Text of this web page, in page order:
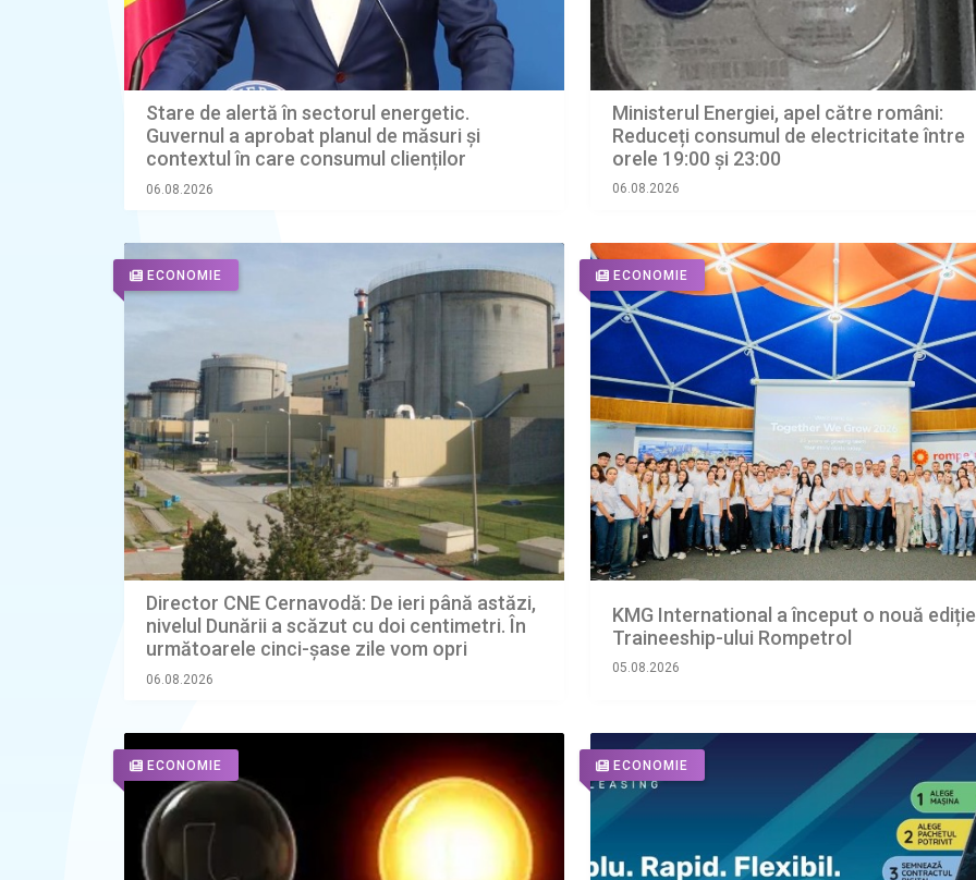
Stare de alertă în sectorul energetic.
Guvernul a aprobat planul de măsuri și
contextul în care consumul clienților
industriali ar putea fi limitat
06.08.2026
Ministerul Energiei, apel către români:
Reduceți consumul de electricitate între
orele 19:00 și 23:00
06.08.2026
ECONOMIE
Director CNE Cernavodă: De ieri până astăzi,
nivelul Dunării a scăzut cu doi centimetri. În
următoarele cinci-şase zile vom opri
Reactorul 2 de la Cernavodă, dacă nu luăm în
06.08.2026
ECONOMIE
KMG International a început o nouă
Traineeship-ului Rompetrol
05.08.2026
ECONOMIE ECONOMIE